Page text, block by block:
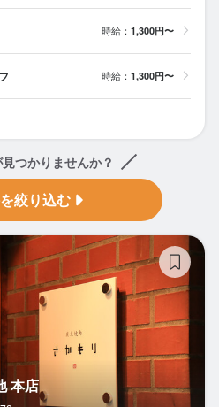
時給： 1,300円〜
時給： 1,300円〜
つかりませんか？
絞り込む
本店